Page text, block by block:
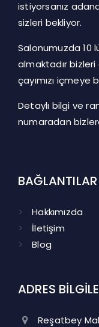
istiyorsanız
sizleri bekliyor.
Salonumuzda 10
almaktadır
çayımızı içmeye
Detaylı bilgi ve
numaradan
BAĞLANTILAR
Hakkımızda
İletişim
Blog
ADRES
Reşatbey